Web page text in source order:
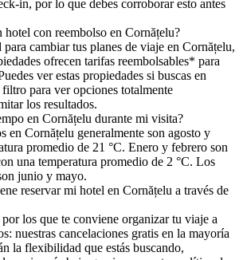
in, por lo que debes corroborar esto antes
hotel con reembolso en Cornățelu?
cambiar tus planes de viaje en Cornățelu,
ofrecen tarifas reembolsables* para
ver estas propiedades si buscas en
para ver opciones totalmente
los resultados.
en Cornățelu durante mi visita?
en Cornățelu generalmente son agosto y
promedio de 21 °C. Enero y febrero son
una temperatura promedio de 2 °C. Los
junio y mayo.
reservar mi hotel en Cornățelu a través de
los que te conviene organizar tu viaje a
nuestras cancelaciones gratis en la mayoría
la flexibilidad que estás buscando,